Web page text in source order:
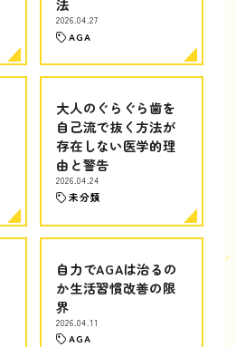
法
2026.04.27
AGA
大人のぐらぐら歯を
自己流で抜く方法が
存在しない医学的理
由と警告
2026.04.24
未分類
自力でAGAは治るの
か生活習慣改善の限
界
2026.04.11
AGA